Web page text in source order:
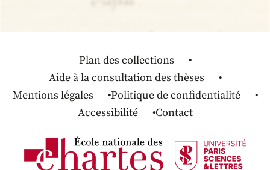
Plan des collections
Aide à la consultation des thèses
Mentions légales
Politique de confidentialité
Accessibilité
Contact